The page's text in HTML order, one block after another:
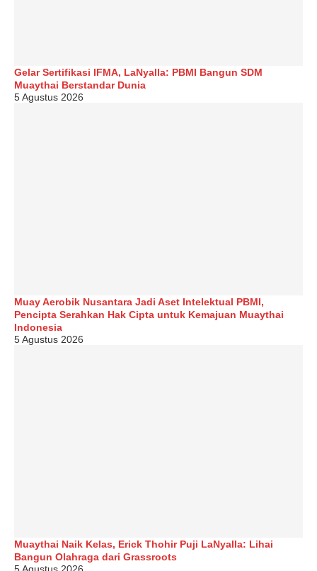
Gelar Sertifikasi IFMA, LaNyalla: PBMI Bangun SDM
Muaythai Berstandar Dunia
5 Agustus 2026
Muay Aerobik Nusantara Jadi Aset Intelektual PBMI,
Pencipta Serahkan Hak Cipta untuk Kemajuan Muaythai
Indonesia
5 Agustus 2026
Muaythai Naik Kelas, Erick Thohir Puji LaNyalla: Lihai
Bangun Olahraga dari Grassroots
5 Agustus 2026